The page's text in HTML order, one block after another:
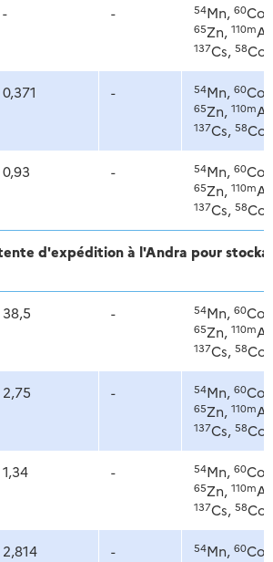
- - 54Mn, 60Co,
65Zn, 110m
137Cs, 58Co
0,371 - 54Mn, 60Co,
65Zn, 110m
137Cs, 58Co
0,93 - 54Mn, 60Co,
65Zn, 110m
137Cs, 58Co
d'expédition à l'Andra pour
38,5 - 54Mn, 60Co,
65Zn, 110m
137Cs, 58Co
2,75 - 54Mn, 60Co,
65Zn, 110m
137Cs, 58Co
1,34 - 54Mn, 60Co,
65Zn, 110m
137Cs, 58Co
2,814 - 54Mn, 60Co,